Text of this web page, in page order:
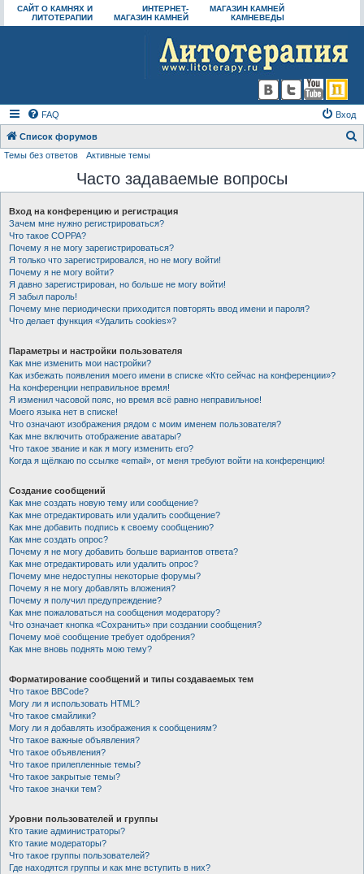
САЙТ О КАМНЯХ И
ЛИТОТЕРАПИИ
ИНТЕРНЕТ-
МАГАЗИН КАМНЕЙ
МАГАЗИН КАМНЕЙ
КАМНЕВЕДЫ
FAQ Вход
Список форумов
с
Темы без ответов Активные темы
Часто задаваемые вопросы
Вход на конференцию и регистрация
Зачем мне нужно регистрироваться?
Что такое COPPA?
Почему я не могу зарегистрироваться?
Я только что зарегистрировался, но не могу войти!
Почему я не могу войти?
Я давно зарегистрирован, но больше не могу войти!
Я забыл пароль!
Почему мне периодически приходится повторять ввод имени и пароля?
Что делает функция «Удалить cookies»?
Параметры и настройки пользователя
Как мне изменить мои настройки?
Как избежать появления моего имени в списке «Кто сейчас на конференции»?
На конференции неправильное время!
Я изменил часовой пояс, но время всё равно неправильное!
Моего языка нет в списке!
Что означают изображения рядом с моим именем пользователя?
Как мне включить отображение аватары?
Что такое звание и как я могу изменить его?
Когда я щёлкаю по ссылке «email», от меня требуют войти на конференцию!
Создание сообщений
Как мне создать новую тему или сообщение?
Как мне отредактировать или удалить сообщение?
Как мне добавить подпись к своему сообщению?
Как мне создать опрос?
Почему я не могу добавить больше вариантов ответа?
Как мне отредактировать или удалить опрос?
Почему мне недоступны некоторые форумы?
Почему я не могу добавлять вложения?
Почему я получил предупреждение?
Как мне пожаловаться на сообщения модератору?
Что означает кнопка «Сохранить» при создании сообщения?
Почему моё сообщение требует одобрения?
Как мне вновь поднять мою тему?
Форматирование сообщений и типы создаваемых тем
Что такое BBCode?
Могу ли я использовать HTML?
Что такое смайлики?
Могу ли я добавлять изображения к сообщениям?
Что такое важные объявления?
Что такое объявления?
Что такое прилепленные темы?
Что такое закрытые темы?
Что такое значки тем?
Уровни пользователей и группы
Кто такие администраторы?
Кто такие модераторы?
Что такое группы пользователей?
Где находятся группы и как мне вступить в них?